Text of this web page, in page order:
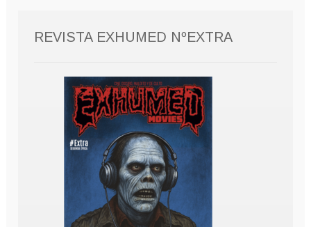
REVISTA EXHUMED NºEXTRA